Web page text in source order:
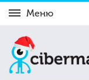
Меню